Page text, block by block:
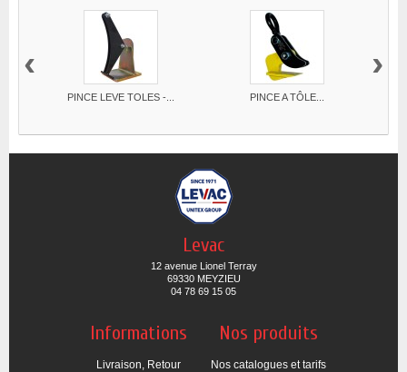
PINCE LEVE TOLES -... PINCE A TÔLE...
‹ ›
Levac
12 avenue Lionel Terray
69330 MEYZIEU
04 78 69 15 05
Informations
Livraison, Retour
Nos produits
Nos catalogues et tarifs